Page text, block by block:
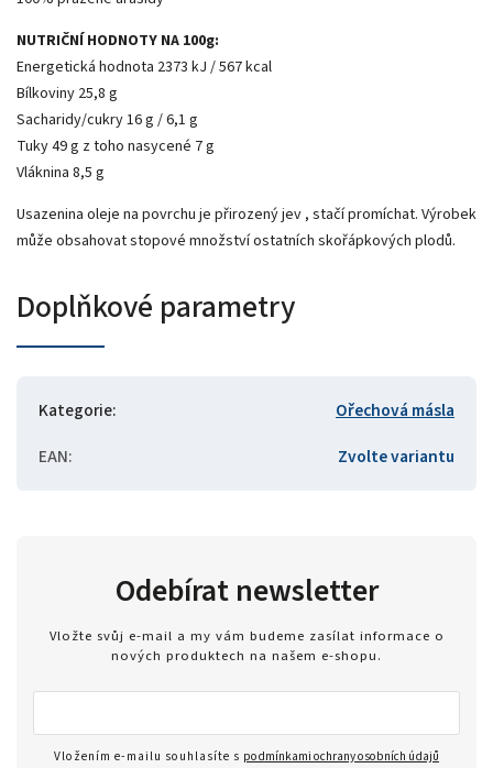
NUTRIČNÍ HODNOTY NA 100g:
Energetická hodnota 2373 kJ / 567 kcal
Bílkoviny 25,8 g
Sacharidy/cukry 16 g / 6,1 g
Tuky 49 g z toho nasycené 7 g
Vláknina 8,5 g
Usazenina oleje na povrchu je přirozený jev , stačí promíchat. Výrobek
může obsahovat stopové množství ostatních skořápkových plodů.
Doplňkové parametry
Kategorie:
Ořechová másla
EAN: Zvolte variantu
Odebírat newsletter
Vložte svůj e-mail a my vám budeme zasílat informace o
nových produktech na našem e-shopu.
Vložením e-mailu souhlasíte s podmínkami ochrany osobních údajů